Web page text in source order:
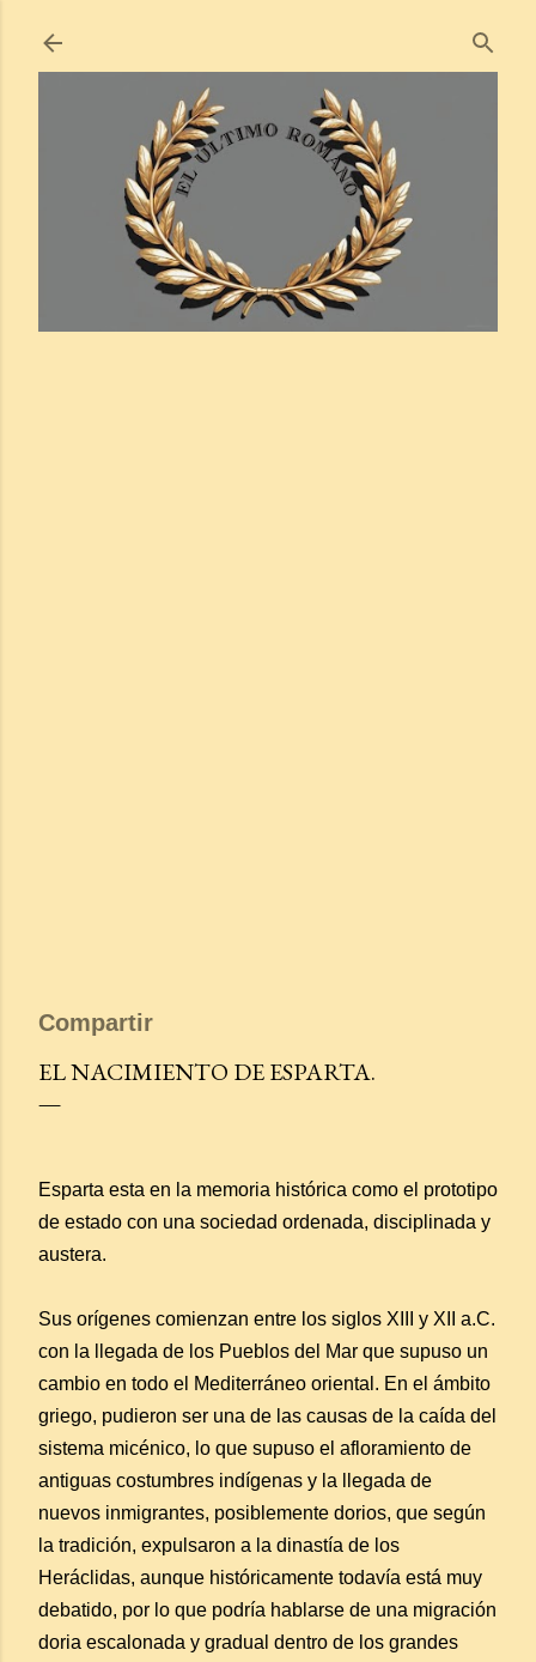
Compartir
EL NACIMIENTO DE ESPARTA.
Esparta esta en la memoria histórica como el prototipo
de estado con una sociedad ordenada, disciplinada y
austera.
Sus orígenes comienzan entre los siglos XIII y XII a.C.
con la llegada de los Pueblos del Mar que supuso un
cambio en todo el Mediterráneo oriental. En el ámbito
griego, pudieron ser una de las causas de la caída del
sistema micénico, lo que supuso el afloramiento de
antiguas costumbres indígenas y la llegada de
nuevos inmigrantes, posiblemente dorios, que según
la tradición, expulsaron a la dinastía de los
Heráclidas, aunque históricamente todavía está muy
debatido, por lo que podría hablarse de una migración
doria escalonada y gradual dentro de los grandes